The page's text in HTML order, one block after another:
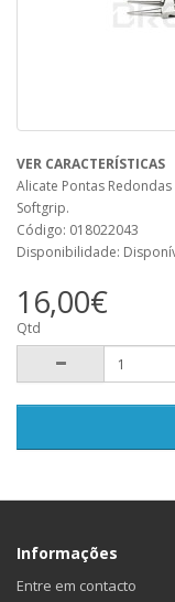
VER CARACTERÍSTICAS
Alicate Pontas
Softgrip.
Código: 018022043
Disponibilidade:
16,00€
Qtd
Informações
Entre em contacto